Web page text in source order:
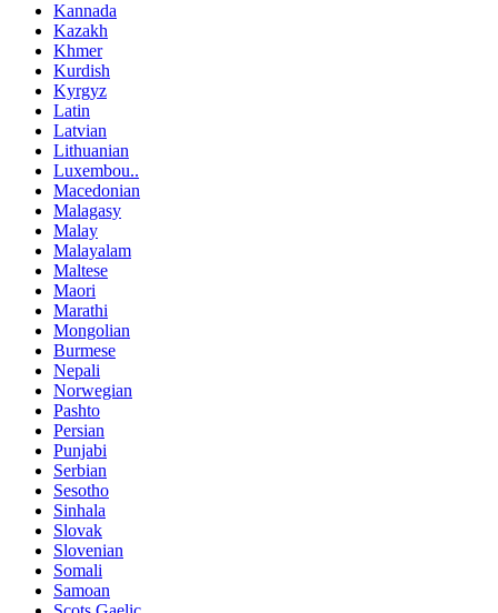
Kannada
Kazakh
Khmer
Kurdish
Kyrgyz
Latin
Latvian
Lithuanian
Luxembou..
Macedonian
Malagasy
Malay
Malayalam
Maltese
Maori
Marathi
Mongolian
Burmese
Nepali
Norwegian
Pashto
Persian
Punjabi
Serbian
Sesotho
Sinhala
Slovak
Slovenian
Somali
Samoan